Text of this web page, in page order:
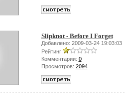
Slipknot - Before I Forget
Добавлено: 2009-03-24 19:03:03
Рейтинг:
Комментарии: 0
Просмотров: 2094